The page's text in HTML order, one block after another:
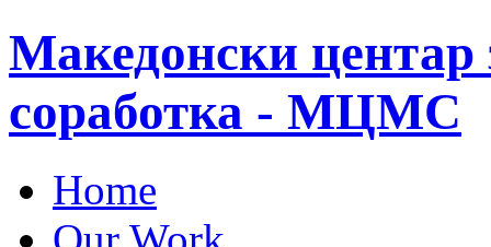
Македонски центар
соработка - МЦМС
Home